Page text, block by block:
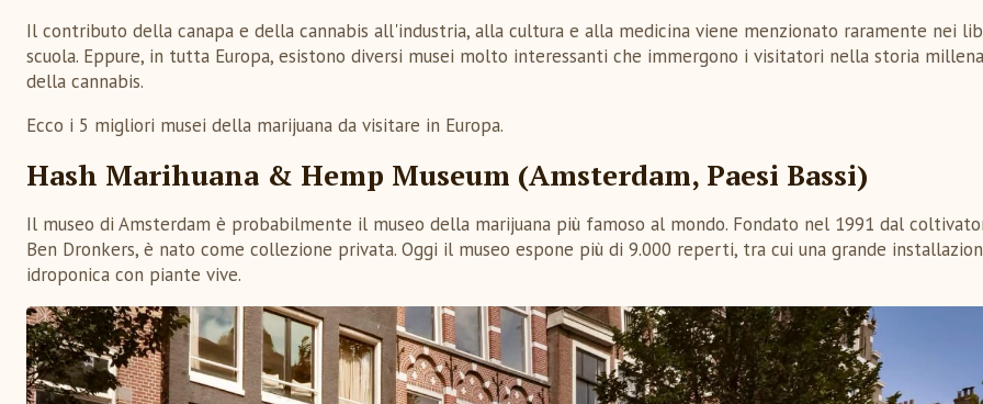
Il contributo della canapa e della cannabis all'industria, alla cultura e alla medicina viene menzionato raramente nei
scuola. Eppure, in tutta Europa, esistono diversi musei molto interessanti che immergono i visitatori nella storia
della cannabis.
Ecco i 5 migliori musei della marijuana da visitare in Europa.
Hash Marihuana & Hemp Museum (Amsterdam, Paesi Bassi)
Il museo di Amsterdam è probabilmente il museo della marijuana più famoso al mondo. Fondato nel 1991 dal
Ben Dronkers, è nato come collezione privata. Oggi il museo espone più di 9.000 reperti, tra cui una grande
idroponica con piante vive.